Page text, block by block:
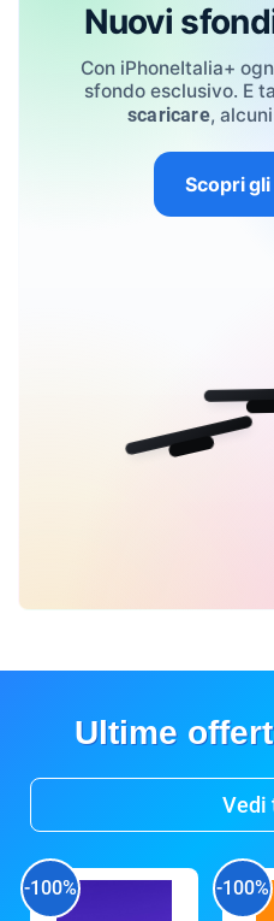
Nuovi
Con iPhoneItalia+
sfondo esclusivo. E
scaricare,
Scopri
Ultime
Vedi
-100% -100%